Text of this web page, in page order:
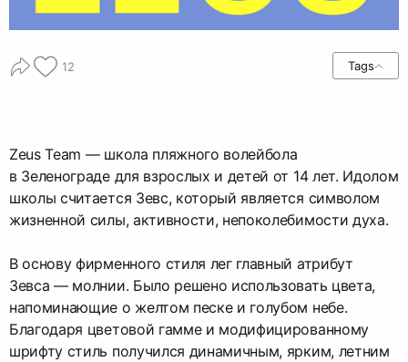
12 Tags
Zeus Team — школа пляжного волейбола
в Зеленограде для взрослых и детей от 14 лет. Идолом
школы считается Зевс, который является символом
жизненной силы, активности, непоколебимости духа.
В основу фирменного стиля лег главный атрибут
Зевса — молнии. Было решено использовать цвета,
напоминающие о желтом песке и голубом небе.
Благодаря цветовой гамме и модифицированному
шрифту стиль получился динамичным, ярким, летним